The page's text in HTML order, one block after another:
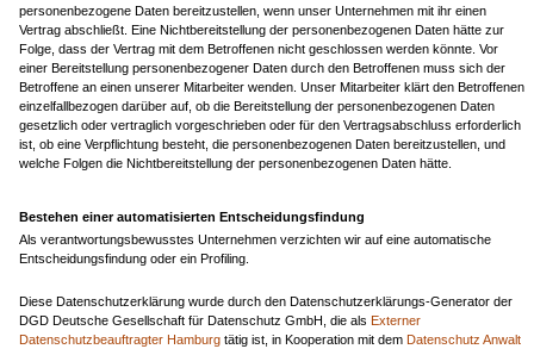
personenbezogene Daten bereitzustellen, wenn unser Unternehmen mit ihr einen
Vertrag abschließt. Eine Nichtbereitstellung der personenbezogenen Daten hätte zur
Folge, dass der Vertrag mit dem Betroffenen nicht geschlossen werden könnte. Vor
einer Bereitstellung personenbezogener Daten durch den Betroffenen muss sich der
Betroffene an einen unserer Mitarbeiter wenden. Unser Mitarbeiter klärt den Betroffenen
einzelfallbezogen darüber auf, ob die Bereitstellung der personenbezogenen Daten
gesetzlich oder vertraglich vorgeschrieben oder für den Vertragsabschluss erforderlich
ist, ob eine Verpflichtung besteht, die personenbezogenen Daten bereitzustellen, und
welche Folgen die Nichtbereitstellung der personenbezogenen Daten hätte.
Bestehen einer automatisierten Entscheidungsfindung
Als verantwortungsbewusstes Unternehmen verzichten wir auf eine automatische
Entscheidungsfindung oder ein Profiling.
Diese Datenschutzerklärung wurde durch den Datenschutzerklärungs-Generator der
DGD Deutsche Gesellschaft für Datenschutz GmbH, die als Externer
Datenschutzbeauftragter Hamburg tätig ist, in Kooperation mit dem Datenschutz Anwalt